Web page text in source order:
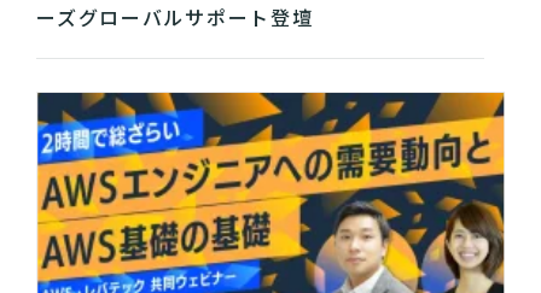
ーズグローバルサポート登壇